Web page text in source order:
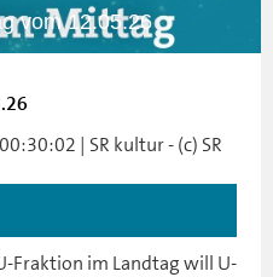
vom 12.05.26
| SR kultur - (c) SR
Fraktion im Landtag will U-